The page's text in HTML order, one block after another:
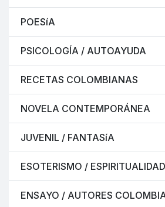
POESíA
PSICOLOGÍA / AUTOAYUDA
RECETAS COLOMBIANAS
NOVELA CONTEMPORÁNEA
JUVENIL / FANTASíA
ESOTERISMO / ESPIRITUALIDAD
ENSAYO / AUTORES